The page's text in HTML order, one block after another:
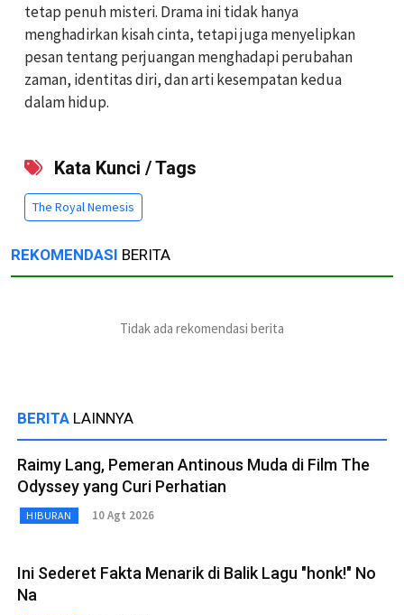
tetap penuh misteri. Drama ini tidak hanya
menghadirkan kisah cinta, tetapi juga menyelipkan
pesan tentang perjuangan menghadapi perubahan
zaman, identitas diri, dan arti kesempatan kedua
dalam hidup.
Kata Kunci / Tags
The Royal Nemesis
REKOMENDASI BERITA
Tidak ada rekomendasi berita
BERITA LAINNYA
Raimy Lang, Pemeran Antinous Muda di Film The
Odyssey yang Curi Perhatian
HIBURAN 10 Agt 2026
Ini Sederet Fakta Menarik di Balik Lagu "honk!" No
Na